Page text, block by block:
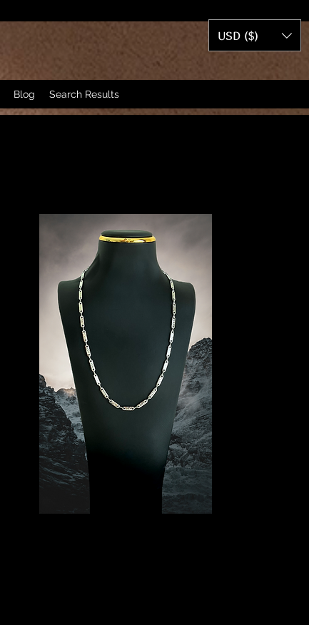
Blog Search Results
USD ($)